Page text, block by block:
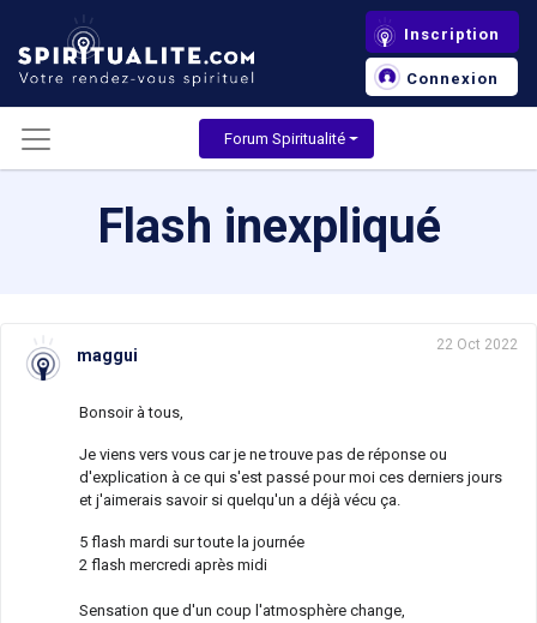
Inscription
Connexion
Forum Spiritualité
Flash inexpliqué
maggui
22 Oct 2022
Bonsoir à tous,
Je viens vers vous car je ne trouve pas de réponse ou
d'explication à ce qui s'est passé pour moi ces derniers jours
et j'aimerais savoir si quelqu'un a déjà vécu ça.
5 flash mardi sur toute la journée
2 flash mercredi après midi
Sensation que d'un coup l'atmosphère change,